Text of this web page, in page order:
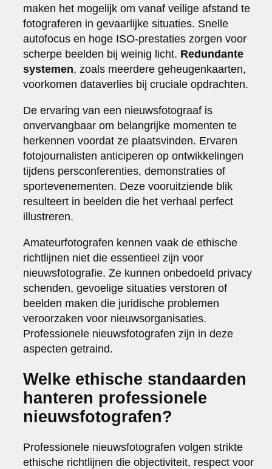
maken het mogelijk om vanaf veilige afstand te
fotograferen in gevaarlijke situaties. Snelle
autofocus en hoge ISO-prestaties zorgen voor
scherpe beelden bij weinig licht. Redundante
systemen, zoals meerdere geheugenkaarten,
voorkomen dataverlies bij cruciale opdrachten.
De ervaring van een nieuwsfotograaf is
onvervangbaar om belangrijke momenten te
herkennen voordat ze plaatsvinden. Ervaren
fotojournalisten anticiperen op ontwikkelingen
tijdens persconferenties, demonstraties of
sportevenementen. Deze vooruitziende blik
resulteert in beelden die het verhaal perfect
illustreren.
Amateurfotografen kennen vaak de ethische
richtlijnen niet die essentieel zijn voor
nieuwsfotografie. Ze kunnen onbedoeld privacy
schenden, gevoelige situaties verstoren of
beelden maken die juridische problemen
veroorzaken voor nieuwsorganisaties.
Professionele nieuwsfotografen zijn in deze
aspecten getraind.
Welke ethische standaarden
hanteren professionele
nieuwsfotografen?
Professionele nieuwsfotografen volgen strikte
ethische richtlijnen die objectiviteit, respect voor